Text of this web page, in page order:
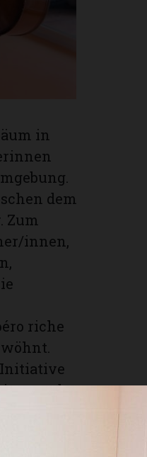
in
dem
Zum
innen,
riche
Initiative
und